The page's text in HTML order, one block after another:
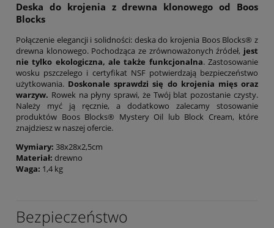
Deska do krojenia z drewna klonowego od Boos
Blocks
Połączenie elegancji i solidności: deska do krojenia Boos Blocks® z
drewna klonowego. Pochodząca ze zrównoważonych źródeł, jest
nie tylko ekologiczna, ale także funkcjonalna. Zastosowanie
wosku pszczelego i certyfikat NSF potwierdzają bezpieczeństwo
użytkowania. Doskonale sprawdzi się do krojenia mięs oraz
warzyw. Rowek na płyny sprawi, że Twój blat pozostanie czysty.
Należy myć ją ręcznie, a dodatkowo zalecamy stosowanie
produktów Boos Blocks® Mystery Oil lub Block Cream, które
znajdziesz w naszej ofercie.
Wymiary: 38x28x2,5cm
Materiał: drewno
Waga: 1,4 kg
Bezpieczeństwo